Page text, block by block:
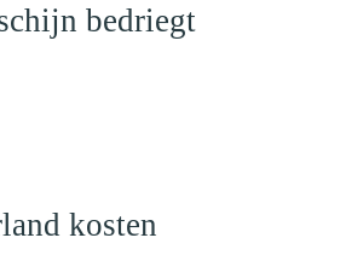
bedriegt
kosten